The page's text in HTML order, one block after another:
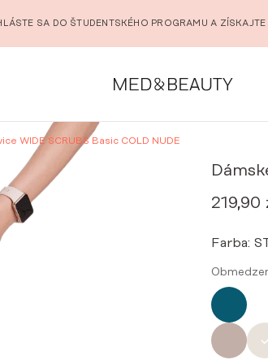
SA DO ŠTUDENTSKÉHO PROGRAMU A ZÍSKAJTE
WIDE SCRUBS Basic COLD NUDE
219,90
Farba: